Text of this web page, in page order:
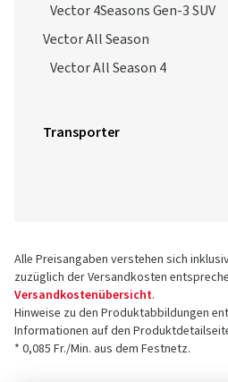
Vector 4Seasons Gen-3 SUV
Vector All Season
Vector All Season 4
Transporter
Alle Preisangaben verstehen sich
zuzüglich der Versandkosten
Versandkostenübersicht.
Hinweise zu den Produktabbildungen
Informationen auf den
* 0,085 Fr./Min. aus dem Festnetz.